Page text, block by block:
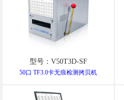
型号：V50T3D-SF
50口 TF3.0卡无痕检测拷贝机